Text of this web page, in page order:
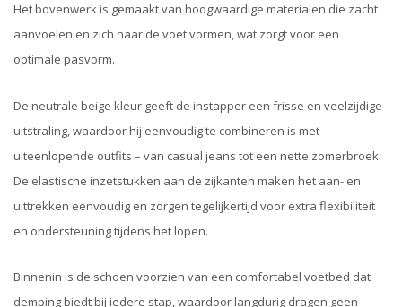
Het bovenwerk is gemaakt van hoogwaardige materialen die zacht
aanvoelen en zich naar de voet vormen, wat zorgt voor een
optimale pasvorm.
De neutrale beige kleur geeft de instapper een frisse en veelzijdige
uitstraling, waardoor hij eenvoudig te combineren is met
uiteenlopende outfits – van casual jeans tot een nette zomerbroek.
De elastische inzetstukken aan de zijkanten maken het aan- en
uittrekken eenvoudig en zorgen tegelijkertijd voor extra flexibiliteit
en ondersteuning tijdens het lopen.
Binnenin is de schoen voorzien van een comfortabel voetbed dat
demping biedt bij iedere stap, waardoor langdurig dragen geen